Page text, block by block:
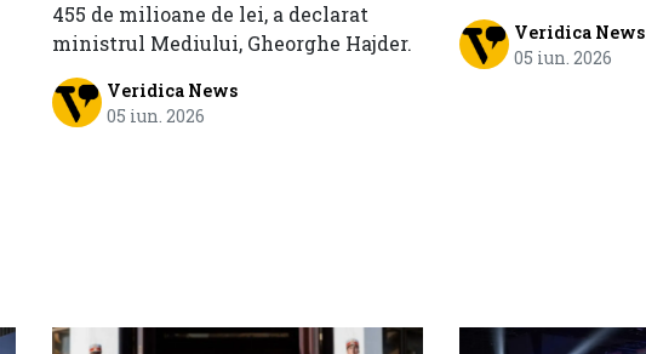
455 de milioane de lei, a declarat
ministrul Mediului, Gheorghe Hajder.
Veridica News
05 iun. 2026
Veridica News
05 iun. 2026